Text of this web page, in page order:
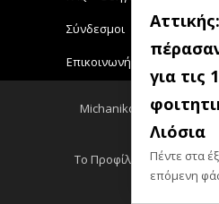
για τις
Λιόσια
Πέντε στα
επόμενη
Σύνδεσμοι
Επικοινωνήστε με το
Michanikos-Online 2018
Back to top
Το Προφίλ μου
Log out
Σεμινάρια